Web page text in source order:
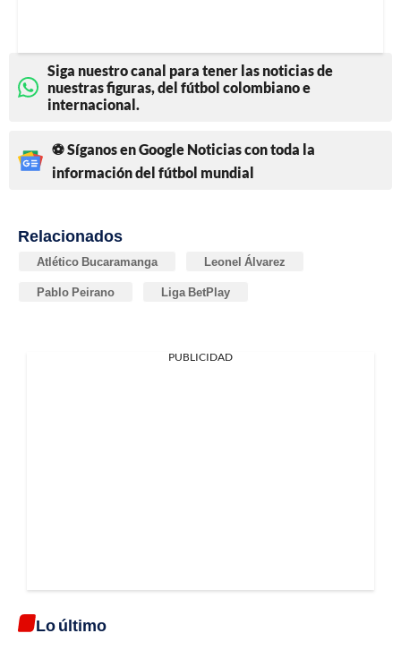
Siga nuestro canal para tener las noticias de
nuestras figuras, del fútbol colombiano e
internacional.
⚽ Síganos en Google Noticias con toda la
información del fútbol mundial
Relacionados
Atlético Bucaramanga Leonel Álvarez
Pablo Peirano Liga BetPlay
PUBLICIDAD
Lo último